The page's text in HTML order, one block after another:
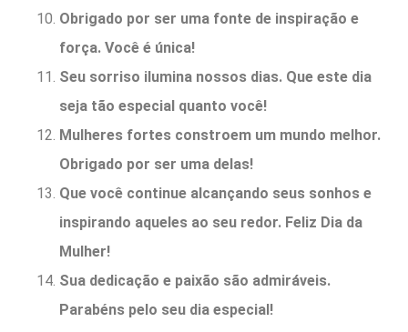
Obrigado por ser uma fonte de inspiração e
força. Você é única!
Seu sorriso ilumina nossos dias. Que este dia
seja tão especial quanto você!
Mulheres fortes constroem um mundo melhor.
Obrigado por ser uma delas!
Que você continue alcançando seus sonhos e
inspirando aqueles ao seu redor. Feliz Dia da
Mulher!
Sua dedicação e paixão são admiráveis.
Parabéns pelo seu dia especial!